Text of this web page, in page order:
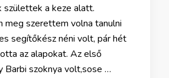
születtek a keze alatt.
meg szerettem volna tanulni
segítőkész néni volt, pár hét
az alapokat. Az első
Barbi szoknya volt,sose …